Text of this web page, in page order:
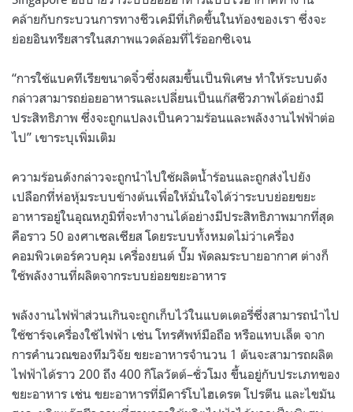
คล้ายกับกระบวนการทางชีวเคมีที่เกิดขึ้นในท้องของเรา ซึ่งจะ
ย่อยอินทรียสารในสภาพแวดล้อมที่ไร้ออกซิเจน
“การใช้แบคทีเรียขนาดจิ๋วซึ่งผสมขึ้นเป็นพิเศษ ทำให้ระบบดัง
กล่าวสามารถย่อยอาหารและเปลี่ยนเป็นแก๊สชีวภาพได้อย่างมี
ประสิทธิภาพ ซึ่งจะถูกแปลงเป็นความร้อนและพลังงานไฟฟ้าต่อ
ไป” เขาระบุเพิ่มเติม
ความร้อนดังกล่าวจะถูกนำไปใช้ผลิตน้ำร้อนและถูกส่งไปยัง
เปลือกที่ห่อหุ้มระบบข้างต้นเพื่อให้มั่นใจได้ว่าระบบย่อยขยะ
อาหารอยู่ในอุณหภูมิที่จะทำงานได้อย่างมีประสิทธิภาพมากที่สุด
คือราว 50 องศาเซลเซียส โดยระบบทั้งหมดไม่ว่าเครื่อง
คอมพิวเตอร์ควบคุม เครื่องยนต์ ปั๊ม พัดลมระบายอากาศ ต่างก็
ใช้พลังงานที่ผลิตจากระบบย่อยขยะอาหาร
พลังงานไฟฟ้าส่วนเกินจะถูกเก็บไว้ในแบตเตอรี่ซึ่งสามารถนำไป
ใช้ชาร์จเครื่องใช้ไฟฟ้า เช่น โทรศัพท์มือถือ หรือแทบเล็ต จาก
การคำนวณของทีมวิจัย ขยะอาหารจำนวน 1 ตันจะสามารถผลิต
ไฟฟ้าได้ราว 200 ถึง 400 กิโลวัตต์–ชั่วโมง ขึ้นอยู่กับประเภทของ
ขยะอาหาร เช่น ขยะอาหารที่มีคาร์โบไฮเดรต โปรตีน และไขมัน